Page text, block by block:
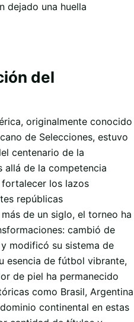
dejado una huella
del
originalmente conocido
de Selecciones, estuvo
centenario de la
allá de la competencia
los lazos
repúblicas
de un siglo, el torneo ha
cambió de
modificó su sistema de
esencia de fútbol vibrante,
de piel ha permanecido
como Brasil, Argentina
continental en estas